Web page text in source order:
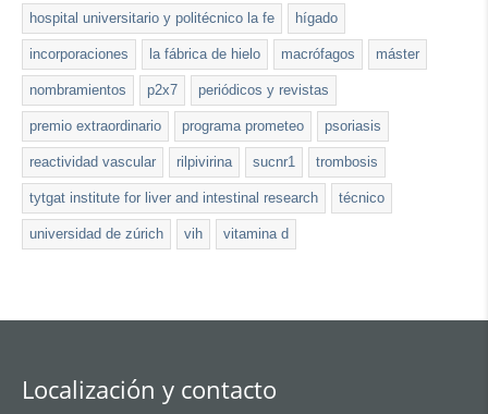
hospital universitario y politécnico la fe hígado
incorporaciones la fábrica de hielo macrófagos máster
nombramientos p2x7 periódicos y revistas
premio extraordinario programa prometeo psoriasis
reactividad vascular rilpivirina sucnr1 trombosis
tytgat institute for liver and intestinal research técnico
universidad de zúrich vih vitamina d
Localización y contacto